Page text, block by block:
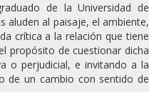
de la Universidad de
aluden al paisaje, el ambiente,
crítica a la relación que tiene
propósito de cuestionar dicha
o perjudicial, e invitando a la
de un cambio con sentido de